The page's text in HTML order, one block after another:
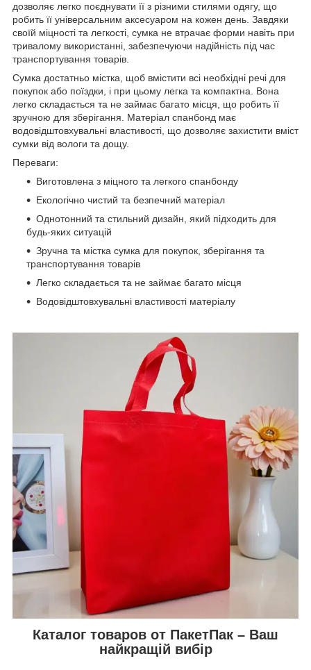
дозволяє легко поєднувати її з різними стилями одягу, що
робить її універсальним аксесуаром на кожен день. Завдяки
своїй міцності та легкості, сумка не втрачає форми навіть при
тривалому використанні, забезпечуючи надійність під час
транспортування товарів.
Сумка достатньо містка, щоб вмістити всі необхідні речі для
покупок або поїздки, і при цьому легка та компактна. Вона
легко складається та не займає багато місця, що робить її
зручною для зберігання. Матеріал спанбонд має
водовідштовхувальні властивості, що дозволяє захистити вміст
сумки від вологи та дощу.
Переваги:
Виготовлена з міцного та легкого спанбонду
Екологічно чистий та безпечний матеріал
Однотонний та стильний дизайн, який підходить для
будь-яких ситуацій
Зручна та містка сумка для покупок, зберігання та
транспортування товарів
Легко складається та не займає багато місця
Водовідштовхувальні властивості матеріалу
Каталог товаров от ПакетПак – Ваш
найкращій вибір